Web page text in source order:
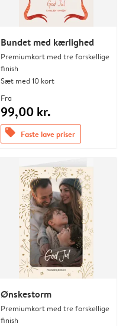
Bundet med kærlighed
Premiumkort med tre forskellige
finish
Sæt med 10 kort
Fra
99,00 kr.
offers Faste lave priser
Ønskestorm
Premiumkort med tre forskellige
finish